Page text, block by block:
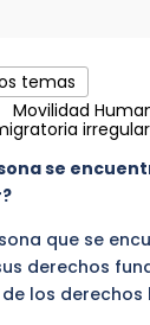
temas
Movilidad
se
que se
derechos
los derechos